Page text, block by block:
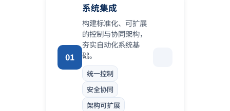
01
系统集成
构建标准化、可扩展
的控制与协同架构，
夯实自动化系统基
础。
统一控制
安全协同
架构可扩展